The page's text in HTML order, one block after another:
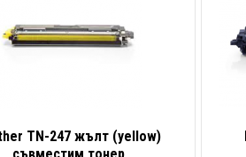
TN-247 жълт (yellow)